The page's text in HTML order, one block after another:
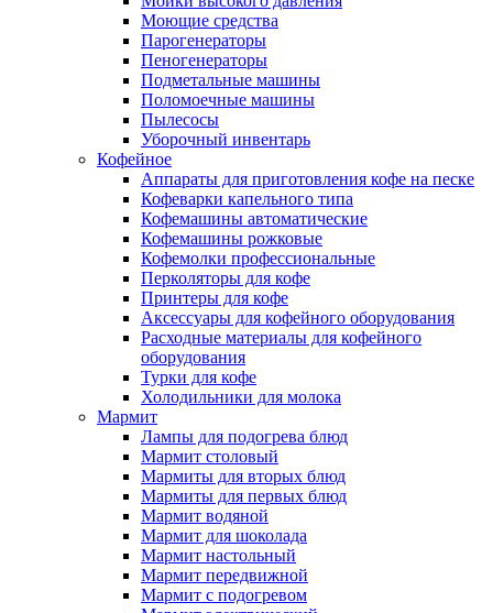
Моющие средства
Парогенераторы
Пеногенераторы
Подметальные машины
Поломоечные машины
Пылесосы
Уборочный инвентарь
Кофейное
Аппараты для приготовления кофе на песке
Кофеварки капельного типа
Кофемашины автоматические
Кофемашины рожковые
Кофемолки профессиональные
Перколяторы для кофе
Принтеры для кофе
Аксессуары для кофейного оборудования
Расходные материалы для кофейного
оборудования
Турки для кофе
Холодильники для молока
Мармит
Лампы для подогрева блюд
Мармит столовый
Мармиты для вторых блюд
Мармиты для первых блюд
Мармит водяной
Мармит для шоколада
Мармит настольный
Мармит передвижной
Мармит с подогревом